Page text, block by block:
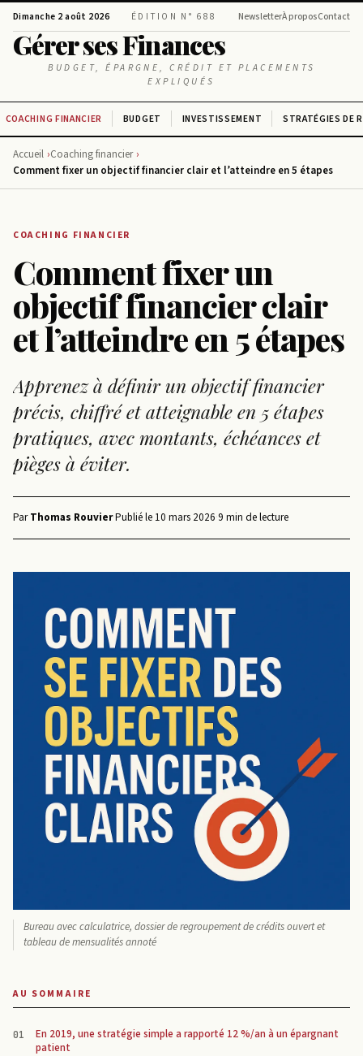
Dimanche 2 août 2026 ÉDITION N° 688 NewsletterÀ proposContact
Gérer ses Finances
BUDGET, ÉPARGNE, CRÉDIT ET PLACEMENTS
EXPLIQUÉS
COACHING FINANCIER BUDGET INVESTISSEMENT STRATÉGIES DE
Accueil Coaching financier
Comment fixer un objectif financier clair et l’atteindre en 5 étapes
COACHING FINANCIER
Comment fixer un
objectif financier clair
et l’atteindre en 5 étapes
Apprenez à définir un objectif financier
précis, chiffré et atteignable en 5 étapes
pratiques, avec montants, échéances et
pièges à éviter.
ParThomas Rouvier·Publié le 10 mars 2026·9 min de lecture
Bureau avec calculatrice, dossier de regroupement de crédits ouvert et
tableau de mensualités annoté
AU SOMMAIRE
En 2019, une stratégie simple a rapporté 12 %/an à un épargnant
patient